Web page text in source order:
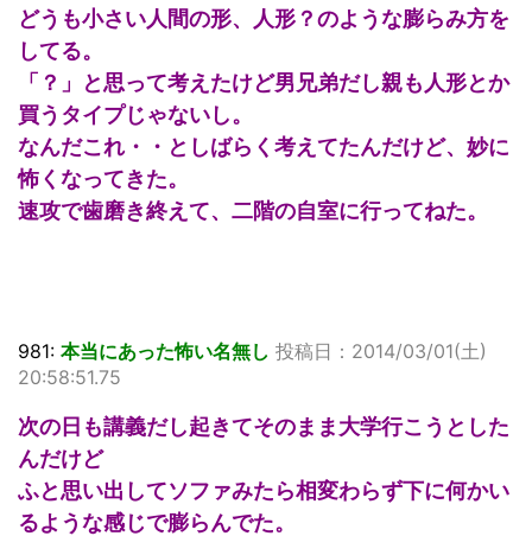
どうも小さい人間の形、人形？のような膨らみ方を
してる。
「？」と思って考えたけど男兄弟だし親も人形とか
買うタイプじゃないし。
なんだこれ・・としばらく考えてたんだけど、妙に
怖くなってきた。
速攻で歯磨き終えて、二階の自室に行ってねた。
981: 本当にあった怖い名無し 投稿日：2014/03/01(土)
20:58:51.75
次の日も講義だし起きてそのまま大学行こうとした
んだけど
ふと思い出してソファみたら相変わらず下に何かい
るような感じで膨らんでた。